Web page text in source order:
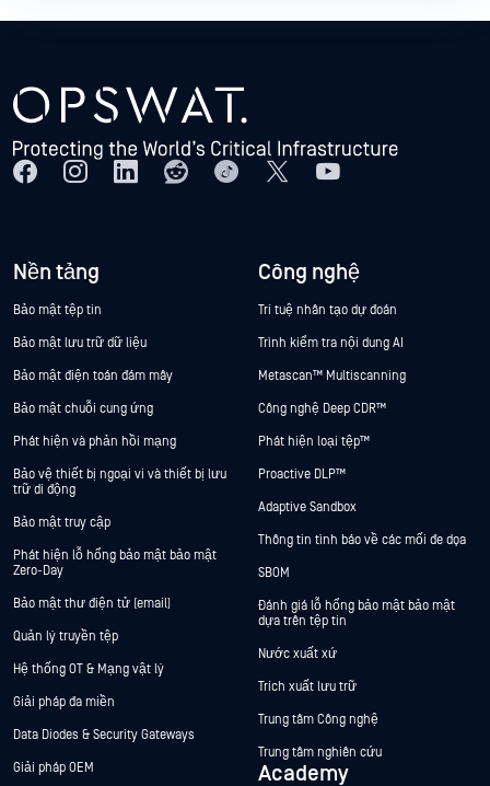
Nền tảng
Bảo mật tệp tin
Bảo mật lưu trữ dữ liệu
Bảo mật điện toán đám mây
Bảo mật chuỗi cung ứng
Phát hiện và phản hồi mạng
Bảo vệ thiết bị ngoại vi và thiết bị lưu
trữ di động
Bảo mật truy cập
Phát hiện lỗ hổng bảo mật bảo mật
Zero-Day
Bảo mật thư điện tử (email)
Quản lý truyền tệp
Hệ thống OT & Mạng vật lý
Giải pháp đa miền
Data Diodes & Security Gateways
Giải pháp OEM
Công nghệ
Trí tuệ nhân tạo dự đoán
Trình kiểm tra nội dung AI
Metascan™ Multiscanning
Công nghệ Deep CDR™
Phát hiện loại tệp™
Proactive DLP™
Adaptive Sandbox
Thông tin tình báo về các mối đe dọa
SBOM
Đánh giá lỗ hổng bảo mật bảo mật
dựa trên tệp tin
Nước xuất xứ
Trích xuất lưu trữ
Trung tâm Công nghệ
Trung tâm nghiên cứu
Academy